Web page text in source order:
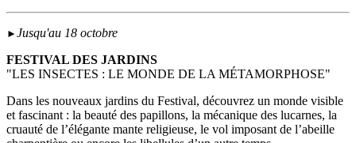
► Jusqu'au 18 octobre
FESTIVAL DES JARDINS
"LES INSECTES : LE MONDE DE LA MÉTAMORPHOSE"
Dans les nouveaux jardins du Festival, découvrez un monde visible
et fascinant : la beauté des papillons, la mécanique des lucarnes, la
cruauté de l’élégante mante religieuse, le vol imposant de l’abeille